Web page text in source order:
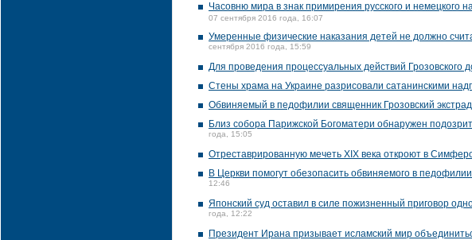
Часовню мира в знак примирения русского и немецкого
07 сентября 2016 года, 16:07
Умеренные физические наказания детей не должно
сентября 2016 года, 15:59
Для проведения процессуальных действий Грозовского
Стены храма на Украине разрисовали сатанинскими
Обвиняемый в педофилии священник Грозовский
Близ собора Парижской Богоматери обнаружен
года, 15:05
Отреставрированную мечеть XIX века откроют в
В Церкви помогут обезопасить обвиняемого в
12:46
Японский суд оставил в силе пожизненный приговор
года, 12:22
Президент Ирана призывает исламский мир